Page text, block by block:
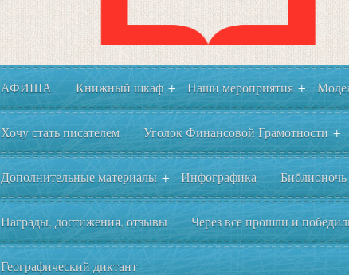
АФИША Книжный шкаф + Наши мероприятия +
Хочу стать писателем Уголок Финансовой Грамотности +
Дополнительные материалы + Инфографика Библионочь
Награды, достижения, отзывы Через все прошли и
Географический диктант